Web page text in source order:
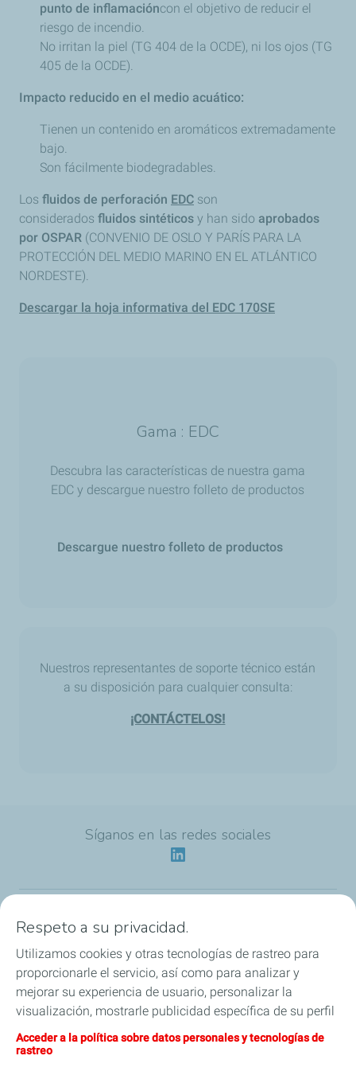
punto de inflamacióncon el objetivo de reducir el
riesgo de incendio.
No irritan la piel (TG 404 de la OCDE), ni los ojos (TG
405 de la OCDE).
Impacto reducido en el medio acuático:
Tienen un contenido en aromáticos extremadamente
bajo.
Son fácilmente biodegradables.
Los fluidos de perforación EDC son
considerados fluidos sintéticos y han sido aprobados
por OSPAR (CONVENIO DE OSLO Y PARÍS PARA LA
PROTECCIÓN DEL MEDIO MARINO EN EL ATLÁNTICO
NORDESTE).
Descargar la hoja informativa del EDC 170SE
Gama : EDC
Descubra las características de nuestra gama
EDC y descargue nuestro folleto de productos
Descargue nuestro folleto de productos
Nuestros representantes de soporte técnico están
a su disposición para cualquier consulta:
¡CONTÁCTELOS!
Síganos en las redes sociales
Nuestra identidad
Nuestras aplicaciones
Nuestras ofertas ecologicas
Nuestros compromisos de HSEQ
Respeto a su privacidad.
Utilizamos cookies y otras tecnologías de rastreo para
proporcionarle el servicio, así como para analizar y
mejorar su experiencia de usuario, personalizar la
visualización, mostrarle publicidad específica de su perfil
en este sitio y en nuestros sitios asociados, y permitirle
compartir nuestro contenido en las redes sociales. Puede
Acceder a la política sobre datos personales y tecnologías de
rastreo